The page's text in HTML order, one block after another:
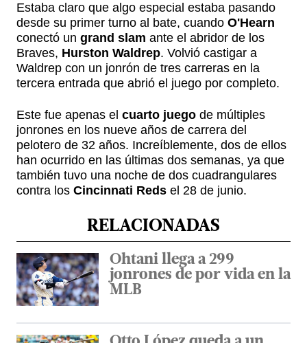
Estaba claro que algo especial estaba pasando
desde su primer turno al bate, cuando O'Hearn
conectó un grand slam ante el abridor de los
Braves, Hurston Waldrep. Volvió castigar a
Waldrep con un jonrón de tres carreras en la
tercera entrada que abrió el juego por completo.
Este fue apenas el cuarto juego de múltiples
jonrones en los nueve años de carrera del
pelotero de 32 años. Increíblemente, dos de ellos
han ocurrido en las últimas dos semanas, ya que
también tuvo una noche de dos cuadrangulares
contra los Cincinnati Reds el 28 de junio.
RELACIONADAS
Ohtani llega a 299
jonrones de por vida en la
MLB